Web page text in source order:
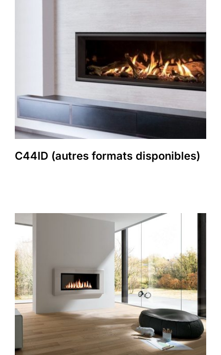
C44ID (autres formats disponibles)